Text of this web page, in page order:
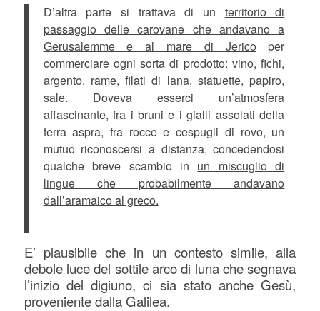
D’altra parte si trattava di un territorio di
passaggio delle carovane che andavano a
Gerusalemme e al mare di Jericoper
commerciare ogni sorta di prodotto: vino, fichi,
argento, rame, filati di lana, statuette, papiro,
sale. Doveva esserci un’atmosfera
affascinante, fra i bruni e i gialli assolati della
terra aspra, fra rocce e cespugli di rovo, un
mutuo riconoscersi a distanza, concedendosi
qualche breve scambio in un miscuglio di
lingue che probabilmente andavano
dall’aramaico al greco.
E’ plausibile che in un contesto simile, alla
debole luce del sottile arco di luna che segnava
l’inizio del digiuno, ci sia stato anche Gesù,
proveniente dalla Galilea.